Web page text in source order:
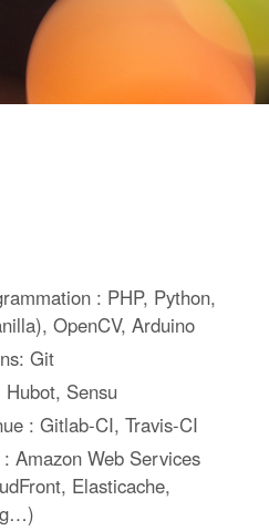
: PHP, Python,
OpenCV, Arduino
Git
Sensu
: Gitlab-CI, Travis-CI
Amazon Web Services
Elasticache,